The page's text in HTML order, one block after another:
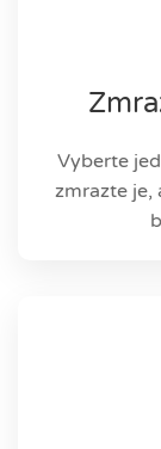
Vyberte
zmrazte je,